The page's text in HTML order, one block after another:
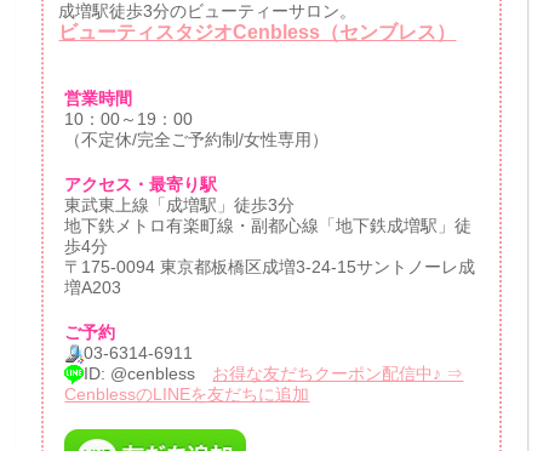
成増駅徒歩3分のビューティーサロン。
ビューティスタジオCenbless（センブレス）
営業時間
10：00～19：00
（不定休/完全ご予約制/女性専用）
アクセス・最寄り駅
東武東上線「成増駅」徒歩3分
地下鉄メトロ有楽町線・副都心線「地下鉄成増駅」徒
歩4分
〒175-0094 東京都板橋区成増3-24-15サントノーレ成
増A203
ご予約
03-6314-6911
ID: @cenbless お得な友だちクーポン配信中♪ ⇒
CenblessのLINEを友だちに追加